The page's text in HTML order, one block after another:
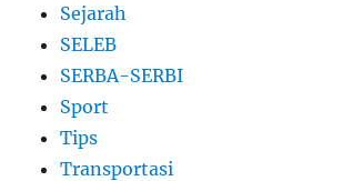
Sejarah
SELEB
SERBA-SERBI
Sport
Tips
Transportasi